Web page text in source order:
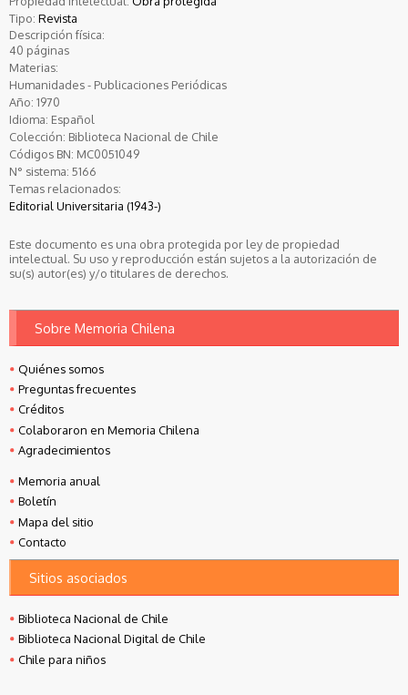
Tipo: Revista
Descripción física:
40 páginas
Materias:
Humanidades - Publicaciones Periódicas
Año: 1970
Idioma: Español
Colección: Biblioteca Nacional de Chile
Códigos BN: MC0051049
N° sistema: 5166
Temas relacionados:
Editorial Universitaria (1943-)
Este documento es una obra protegida por ley de propiedad
intelectual. Su uso y reproducción están sujetos a la autorización de
su(s) autor(es) y/o titulares de derechos.
Sobre Memoria Chilena
Quiénes somos
Preguntas frecuentes
Créditos
Colaboraron en Memoria Chilena
Agradecimientos
Memoria anual
Boletín
Mapa del sitio
Contacto
Sitios asociados
Biblioteca Nacional de Chile
Biblioteca Nacional Digital de Chile
Chile para niños